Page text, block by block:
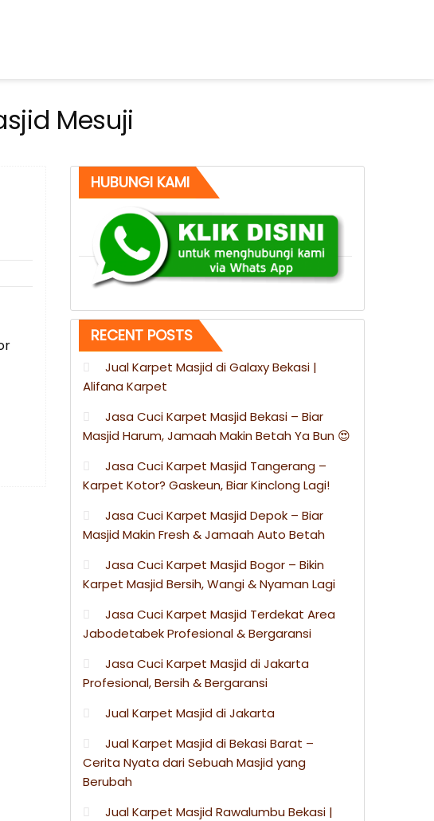
Mesuji
HUBUNGI KAMI
RECENT POSTS
Jual Karpet Masjid di Galaxy Bekasi |
Alifana Karpet
Jasa Cuci Karpet Masjid Bekasi – Biar
Masjid Harum, Jamaah Makin Betah Ya Bun 😍
Jasa Cuci Karpet Masjid Tangerang –
Karpet Kotor? Gaskeun, Biar Kinclong Lagi!
Jasa Cuci Karpet Masjid Depok – Biar
Masjid Makin Fresh & Jamaah Auto Betah
Jasa Cuci Karpet Masjid Bogor – Bikin
Karpet Masjid Bersih, Wangi & Nyaman Lagi
Jasa Cuci Karpet Masjid Terdekat Area
Jabodetabek Profesional & Bergaransi
Jasa Cuci Karpet Masjid di Jakarta
Profesional, Bersih & Bergaransi
Jual Karpet Masjid di Jakarta
Jual Karpet Masjid di Bekasi Barat –
Cerita Nyata dari Sebuah Masjid yang
Berubah
Jual Karpet Masjid Rawalumbu Bekasi |